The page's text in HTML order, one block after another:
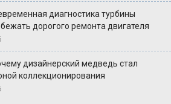
диагностика турбины
дорогого ремонта двигателя
дизайнерский медведь стал
коллекционирования